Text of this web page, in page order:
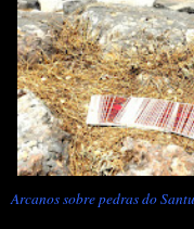
Arcanos sobre pedras do